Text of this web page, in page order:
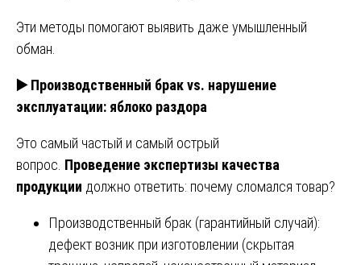
Эти методы помогают выявить даже умышленный
обман.
▶️Производственный брак vs. нарушение
эксплуатации: яблоко раздора
Это самый частый и самый острый
вопрос. Проведение экспертизы качества
продукции должно ответить: почему сломался товар?
Производственный брак (гарантийный случай):
дефект возник при изготовлении (скрытая